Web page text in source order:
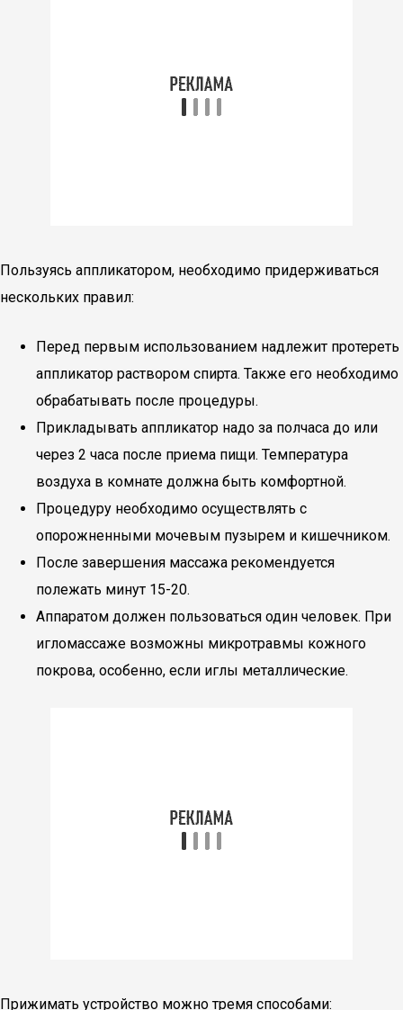
Пользуясь аппликатором, необходимо придерживаться
нескольких правил:
Перед первым использованием надлежит протереть
аппликатор раствором спирта. Также его необходимо
обрабатывать после процедуры.
Прикладывать аппликатор надо за полчаса до или
через 2 часа после приема пищи. Температура
воздуха в комнате должна быть комфортной.
Процедуру необходимо осуществлять с
опорожненными мочевым пузырем и кишечником.
После завершения массажа рекомендуется
полежать минут 15-20.
Аппаратом должен пользоваться один человек. При
игломассаже возможны микротравмы кожного
покрова, особенно, если иглы металлические.
Прижимать устройство можно тремя способами: